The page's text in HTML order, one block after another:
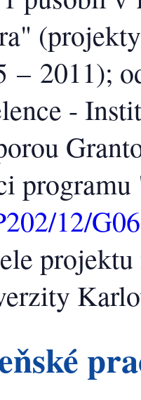
(projekty
– 2011);
-
12/
projektu